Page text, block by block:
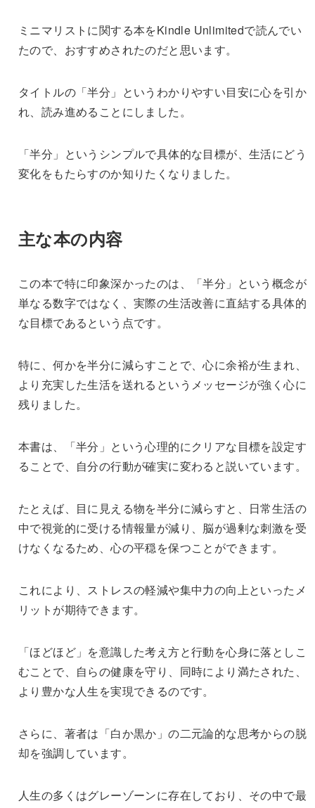
ミニマリストに関する本をKindle Unlimitedで読んでい
たので、おすすめされたのだと思います。
タイトルの「半分」というわかりやすい目安に心を引か
れ、読み進めることにしました。
「半分」というシンプルで具体的な目標が、生活にどう
変化をもたらすのか知りたくなりました。
主な本の内容
この本で特に印象深かったのは、「半分」という概念が
単なる数字ではなく、実際の生活改善に直結する具体的
な目標であるという点です。
特に、何かを半分に減らすことで、心に余裕が生まれ、
より充実した生活を送れるというメッセージが強く心に
残りました。
本書は、「半分」という心理的にクリアな目標を設定す
ることで、自分の行動が確実に変わると説いています。
たとえば、目に見える物を半分に減らすと、日常生活の
中で視覚的に受ける情報量が減り、脳が過剰な刺激を受
けなくなるため、心の平穏を保つことができます。
これにより、ストレスの軽減や集中力の向上といったメ
リットが期待できます。
「ほどほど」を意識した考え方と行動を心身に落としこ
むことで、自らの健康を守り、同時により満たされた、
より豊かな人生を実現できるのです。
さらに、著者は「白か黒か」の二元論的な思考からの脱
却を強調しています。
人生の多くはグレーゾーンに存在しており、その中で最